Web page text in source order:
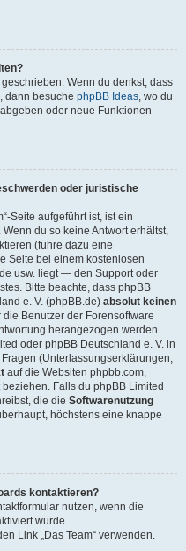
Wenn du denkst, dass
dann besuche phpBB Ideas, wo du
oder neue Funktionen
oder juristische
Seite aufgeführt ist, ist ein
du so keine Antwort erhältst,
(führe dazu eine
Seite bei einem kostenlosen
usw. liegt — den Support oder
Bitte beachte, dass phpBB
e. V. (phpBB.de) absolut keinen
Benutzer der Forensoftware
herangezogen werden
oder phpBB Deutschland e. V. in
(Unterlassungserklärungen,
auf die Websiten phpbb.com,
Falls du phpBB Limited
die die Softwarenutzung
höchstens eine knappe
kontaktieren?
nutzen, wenn die
wurde.
Link „Das Team“ verwenden.